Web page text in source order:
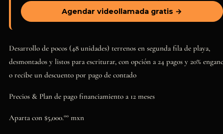
Agendar videollamada gratis →
Desarrollo de pocos (48 unidades) terrenos en segunda fila de playa,
desmontados y listos para escriturar, con opción a 24 pagos y 20%
o recibe un descuento por pago de contado
Precios & Plan de pago financiamiento a 12 meses
Aparta con $5,000.°° mxn